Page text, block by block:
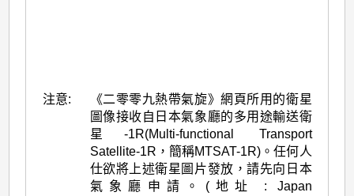
注意:
《二零零九熱帶氣旋》網頁所用的衛星
圖像接收自日本氣象廳的多用途輸送衛
星-1R(Multi-functional Transport
Satellite-1R，簡稱MTSAT-1R)。任何人
仕欲將上述衛星圖片發放，請先向日本
氣象廳申請。(地址 : Japan